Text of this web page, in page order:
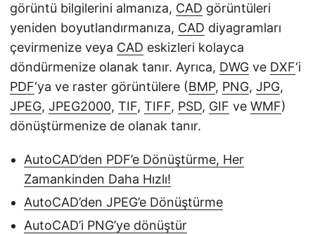
görüntü bilgilerini almanıza, CAD görüntüleri
yeniden boyutlandırmanıza, CAD diyagramları
çevirmenize veya CAD eskizleri kolayca
döndürmenize olanak tanır. Ayrıca, DWG ve DXF‘i
PDF‘ya ve raster görüntülere (BMP, PNG, JPG,
JPEG, JPEG2000, TIF, TIFF, PSD, GIF ve WMF)
dönüştürmenize de olanak tanır.
AutoCAD’den PDF’e Dönüştürme, Her
Zamankinden Daha Hızlı!
AutoCAD’den JPEG’e Dönüştürme
AutoCAD’i PNG’ye dönüştür